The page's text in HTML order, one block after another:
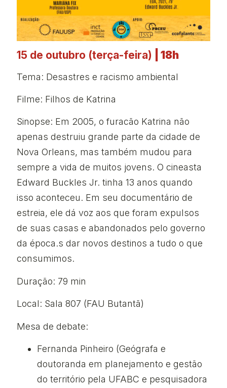
15 de outubro (terça-feira) | 18h
Tema: Desastres e racismo ambiental
Filme: Filhos de Katrina
Sinopse: Em 2005, o furacão Katrina não
apenas destruiu grande parte da cidade de
Nova Orleans, mas também mudou para
sempre a vida de muitos jovens. O cineasta
Edward Buckles Jr. tinha 13 anos quando
isso aconteceu. Em seu documentário de
estreia, ele dá voz aos que foram expulsos
de suas casas e abandonados pelo governo
da época.s dar novos destinos a tudo o que
consumimos.
Duração: 79 min
Local: Sala 807 (FAU Butantã)
Mesa de debate:
Fernanda Pinheiro (Geógrafa e
doutoranda em planejamento e gestão
do território pela UFABC e pesquisadora